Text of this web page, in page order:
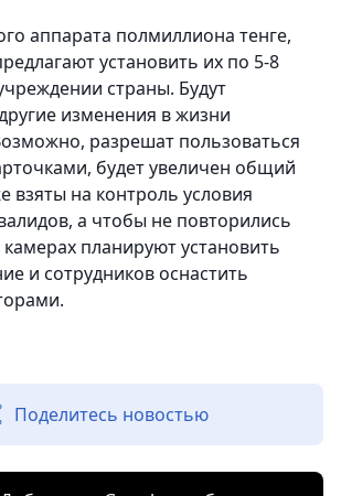
аппарата полмиллиона тенге,
установить их по 5-8
страны. Будут
изменения в жизни
разрешат пользоваться
будет увеличен общий
взяты на контроль условия
а чтобы не повторились
планируют установить
и сотрудников оснастить
Поделитесь новостью